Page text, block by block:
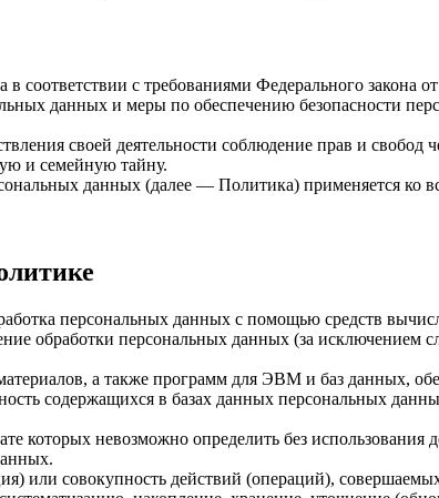
в соответствии с требованиями Федерального
данных и меры по обеспечению безопасности
своей деятельности соблюдение прав и
и семейную тайну.
данных (далее — Политика) применяется ко
персональных данных с помощью средств
обработки персональных данных (за исключением
а также программ для ЭВМ и баз данных,
содержащихся в базах данных персональных
которых невозможно определить без
или совокупность действий (операций),